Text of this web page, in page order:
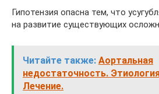
Гипотензия опасна тем, что
на развитие существующих
Читайте также: Аортальная
недостаточность.
Лечение.